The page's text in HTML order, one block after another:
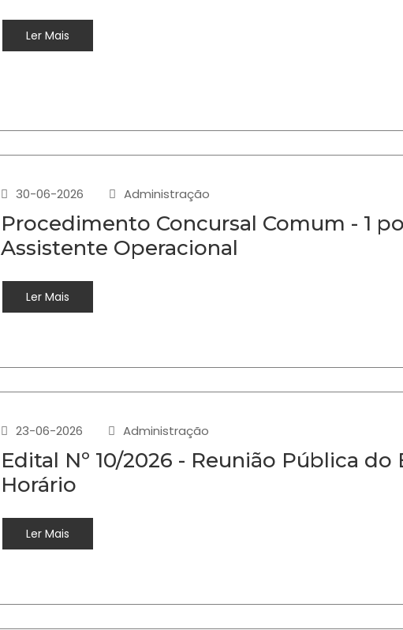
Ler Mais
30-06-2026 Administração
Procedimento Concursal Comum - 1
Assistente Operacional
Ler Mais
23-06-2026 Administração
Edital Nº 10/2026 - Reunião Pública
Horário
Ler Mais